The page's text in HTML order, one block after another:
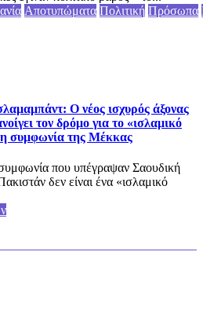
Αποτυπώματα Πολιτική Πρόσωπα
Ο νέος ισχυρός άξονας
τον δρόμο για το «ισλαμικό
συμφωνία της Μέκκας
που υπέγραψαν Σαουδική
δεν είναι ένα «ισλαμικό